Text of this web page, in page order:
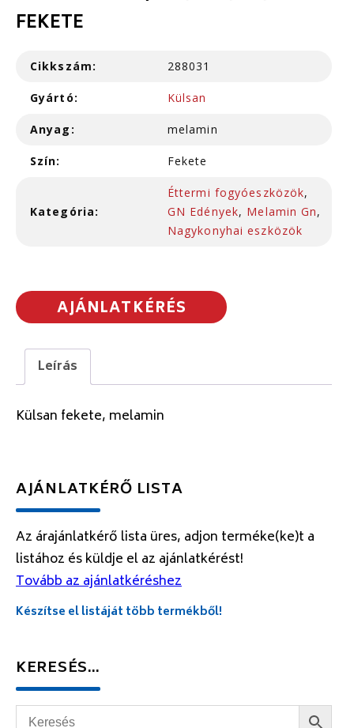
FEKETE
Cikkszám: 288031
Gyártó: Külsan
Anyag: melamin
Szín: Fekete
Kategória:
Éttermi fogyóeszközök,
GN Edények, Melamin Gn,
Nagykonyhai eszközök
AJÁNLATKÉRÉS
Leírás
Külsan fekete, melamin
AJÁNLATKÉRŐ LISTA
Az árajánlatkérő lista üres, adjon terméke(ke)t a
listához és küldje el az ajánlatkérést!
Tovább az ajánlatkéréshez
Készítse el listáját több termékből!
KERESÉS…